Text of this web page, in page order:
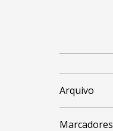
Arquivo
Marcadores